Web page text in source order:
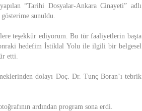
“Tarihi Dosyalar-Ankara Cinayeti” adlı
sunuldu.
teşekkür ediyorum. Bu tür faaliyetlerin başta
hedefim İstiklal Yolu ile ilgili bir belgesel
etti.
dolayı Doç. Dr. Tunç Boran’ı tebrik
ardından program sona erdi.